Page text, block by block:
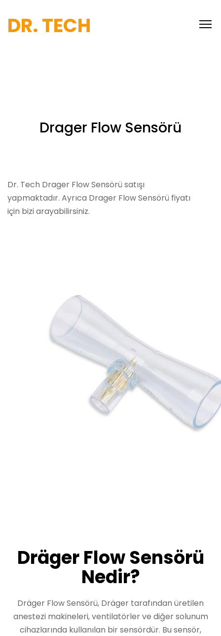
DR. TECH
Drager Flow Sensörü
Dr. Tech Drager Flow Sensörü satışı
yapmaktadır. Ayrıca Drager Flow Sensörü fiyatı
için bizi arayabilirsiniz.
Dräger Flow Sensörü
Nedir?
Dräger Flow Sensörü, Dräger tarafından üretilen
anestezi makineleri, ventilatörler ve diğer solunum
cihazlarında kullanılan bir sensördür. Bu sensör,